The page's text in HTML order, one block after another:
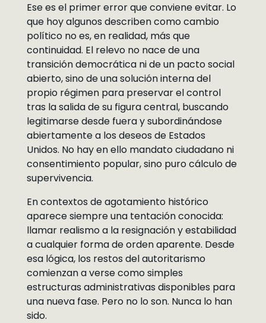
Ese es el primer error que conviene evitar. Lo
que hoy algunos describen como cambio
político no es, en realidad, más que
continuidad. El relevo no nace de una
transición democrática ni de un pacto social
abierto, sino de una solución interna del
propio régimen para preservar el control
tras la salida de su figura central, buscando
legitimarse desde fuera y subordinándose
abiertamente a los deseos de Estados
Unidos. No hay en ello mandato ciudadano ni
consentimiento popular, sino puro cálculo de
supervivencia.
En contextos de agotamiento histórico
aparece siempre una tentación conocida:
llamar realismo a la resignación y estabilidad
a cualquier forma de orden aparente. Desde
esa lógica, los restos del autoritarismo
comienzan a verse como simples
estructuras administrativas disponibles para
una nueva fase. Pero no lo son. Nunca lo han
sido.